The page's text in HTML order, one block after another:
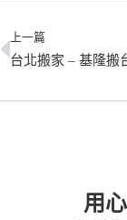
上一篇
用